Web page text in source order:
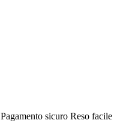
Pagamento sicuro Reso facile